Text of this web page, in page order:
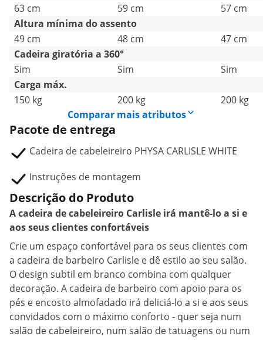
63 cm
59 cm
57 cm
Altura mínima do assento
49 cm
48 cm
47 cm
Cadeira giratória a 360°
Sim
Sim
Sim
Carga máx.
150 kg
200 kg
200 kg
Comparar mais atributos
Pacote de entrega
Cadeira de cabeleireiro PHYSA CARLISLE WHITE
Instruções de montagem
Descrição do Produto
A cadeira de cabeleireiro Carlisle irá mantê-lo a si e
aos seus clientes confortáveis
Crie um espaço confortável para os seus clientes com
a cadeira de barbeiro Carlisle e dê estilo ao seu salão.
O design subtil em branco combina com qualquer
decoração. A cadeira de barbeiro com apoio para os
pés e encosto almofadado irá deliciá-lo a si e aos seus
convidados com o máximo conforto - quer seja num
salão de cabeleireiro, num salão de tatuagens ou num